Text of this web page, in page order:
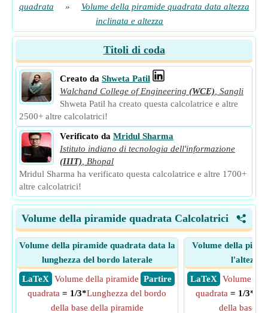
quadrata
»
Volume della piramide quadrata data altezza
inclinata e altezza
Titoli di coda
Creato da Shweta Patil
Walchand College of Engineering (WCE) Sangli
Shweta Patil ha creato questa calcolatrice e altre
2500+ altre calcolatrici!
Verificato da Mridul Sharma
Istituto indiano di tecnologia dell'informazione
(IIIT)
Bhopal
Mridul Sharma ha verificato questa calcolatrice e altre 1700+
altre calcolatrici!
<
Volume della piramide quadrata Calcolatrici
Volume della piramide quadrata data la
lunghezza del bordo laterale
​ LaTeX
​ Partire
Volume della piramide
quadrata = 1/3*Lunghezza del bordo
della base della piramide
Volume della
l'altezza
​ LaTeX
Volume
quadrata = 1/3*
della base